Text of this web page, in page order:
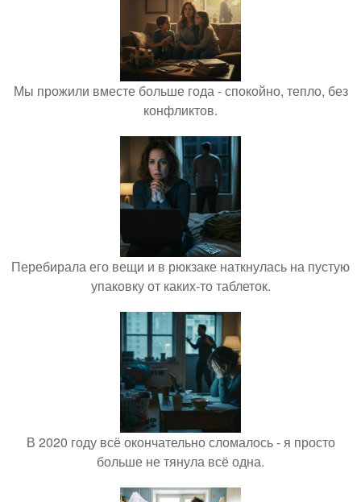
Мы прожили вместе больше года - спокойно, тепло, без
конфликтов.
Перебирала его вещи и в рюкзаке наткнулась на пустую
упаковку от каких-то таблеток.
В 2020 году всё окончательно сломалось - я просто
больше не тянула всё одна.